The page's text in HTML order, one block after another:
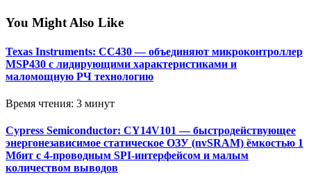
You Might Also Like
Texas Instruments: CC430 — объединяют микроконтроллер
MSP430 с лидирующими характеристиками и
маломощную РЧ технологию
Время чтения: 3 минут
Cypress Semiconductor: CY14V101 — быстродействующее
энергонезависимое статическое ОЗУ (nvSRAM) ёмкостью 1
Мбит с 4-проводным SPI-интерфейсом и малым
количеством выводов